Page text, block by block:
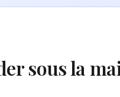
sous la